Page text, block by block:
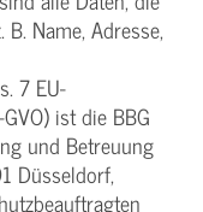
Name, Adresse,
7 EU-
ist die BBG
und Betreuung
Düsseldorf,